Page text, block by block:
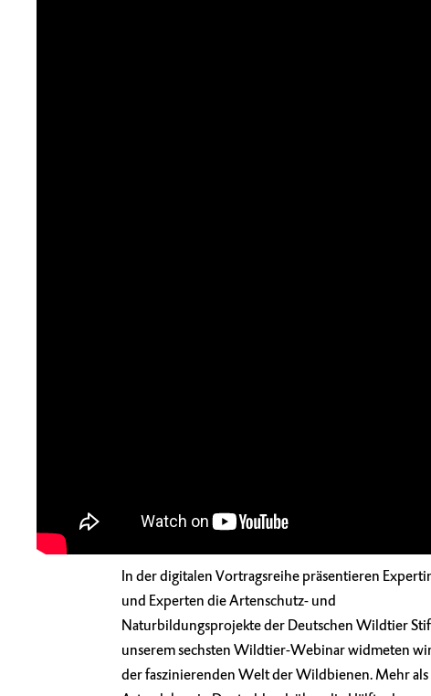
In der digitalen Vortragsreihe präsentieren
und Experten die Artenschutz- und
Naturbildungsprojekte der Deutschen Wildtier
unserem sechsten Wildtier-Webinar widmeten
der faszinierenden Welt der Wildbienen. Mehr